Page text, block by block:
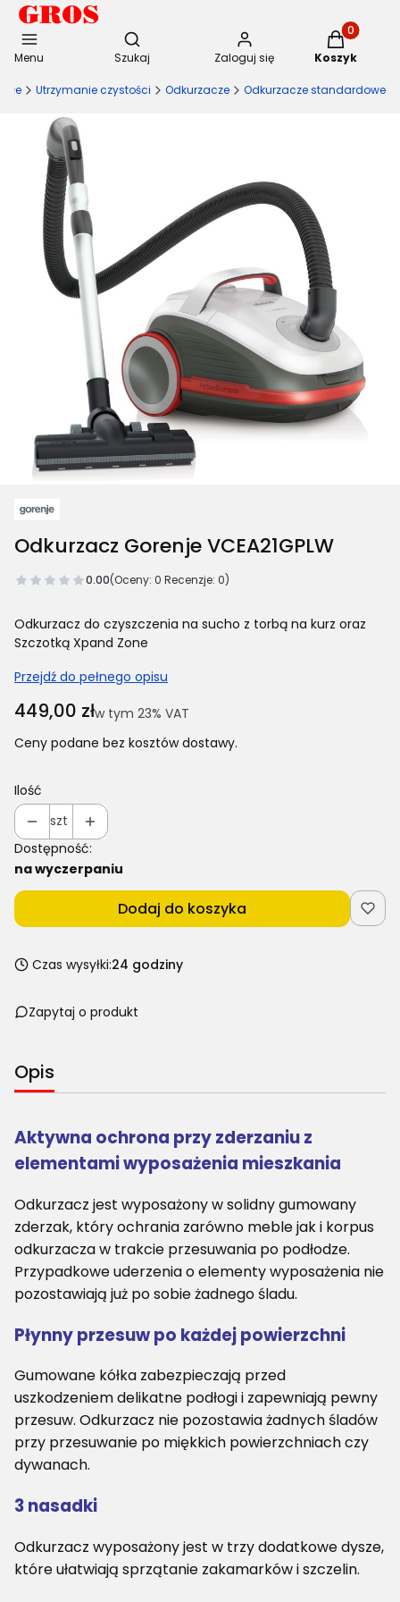
Menu
Otwórz wyszukiwarkę
Szukaj Zaloguj się
Produkty
Koszyk
Utrzymanie czystości Odkurzacze Odkurzacze standardowe
Odkurzacz Gorenje VCEA21GPLW
0.00(Oceny: 0 Recenzje: 0)
Odkurzacz do czyszczenia na sucho z torbą na kurz oraz
Szczotką Xpand Zone
Przejdź do pełnego opisu
Cena
449,00 złw tym 23% VAT
w tym 23% VAT
Ceny podane bez kosztów dostawy.
Ilość
szt
Dostępność:
na wyczerpaniu
Dodaj do koszyka
Czas wysyłki:24 godziny
Zapytaj o produkt
Opis
Aktywna ochrona przy zderzaniu z
elementami wyposażenia mieszkania
Odkurzacz jest wyposażony w solidny gumowany
zderzak, który ochrania zarówno meble jak i korpus
odkurzacza w trakcie przesuwania po podłodze.
Przypadkowe uderzenia o elementy wyposażenia nie
pozostawiają już po sobie żadnego śladu.
Płynny przesuw po każdej powierzchni
Gumowane kółka zabezpieczają przed
uszkodzeniem delikatne podłogi i zapewniają pewny
przesuw. Odkurzacz nie pozostawia żadnych śladów
przy przesuwanie po miękkich powierzchniach czy
dywanach.
3 nasadki
Odkurzacz wyposażony jest w trzy dodatkowe dysze,
które ułatwiają sprzątanie zakamarków i szczelin.